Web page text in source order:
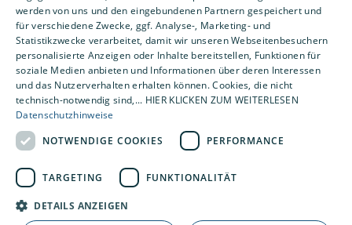
werden von uns und den eingebundenen Partnern gespeichert und
für verschiedene Zwecke, ggf. Analyse-, Marketing- und
Statistikzwecke verarbeitet, damit wir unseren Webseitenbesuchern
personalisierte Anzeigen oder Inhalte bereitstellen, Funktionen für
soziale Medien anbieten und Informationen über deren Interessen
und das Nutzerverhalten erhalten können. Cookies, die nicht
technisch-notwendig sind,... HIER KLICKEN ZUM WEITERLESEN
Datenschutzhinweise
NOTWENDIGE COOKIES
PERFORMANCE
TARGETING FUNKTIONALITÄT
DETAILS ANZEIGEN